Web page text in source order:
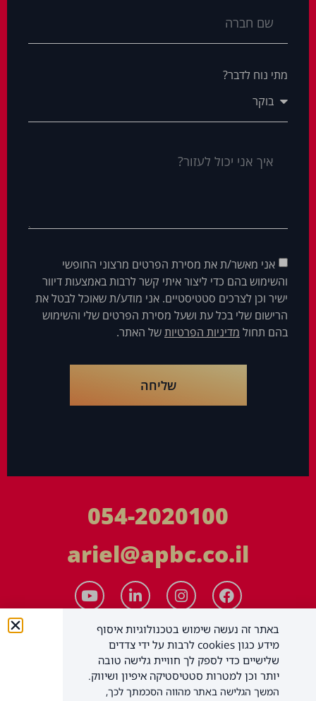
מתי נוח לדבר?
אני מאשר/ת את מסירת הפרטים מרצוני החופשי
והשימוש בהם כדי ליצור איתי קשר לרבות באמצעות דיוור
ישיר וכן לצרכים סטטיסטיים. אני מודע/ת שאוכל לבטל את
הרישום שלי בכל עת ושעל מסירת הפרטים שלי והשימוש
בהם תחול מדיניות הפרטיותשל האתר.
שליחה
054-2020100
ariel@apbc.co.il
באתר זה נעשה שימוש בטכנולוגיות איסוף
מידע כגון cookies לרבות על ידי צדדים
שלישיים כדי לספק לך חוויית גלישה טובה
יותר וכן למטרות סטטיסטיקה איפיון ושיווק.
המשך הגלישה באתר מהווה הסכמתך לכך,